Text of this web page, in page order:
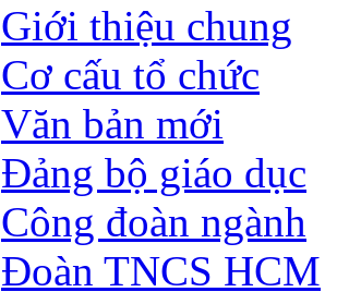
Giới thiệu chung
Cơ cấu tổ chức
Văn bản mới
Đảng bộ giáo dục
Công đoàn ngành
Đoàn TNCS HCM